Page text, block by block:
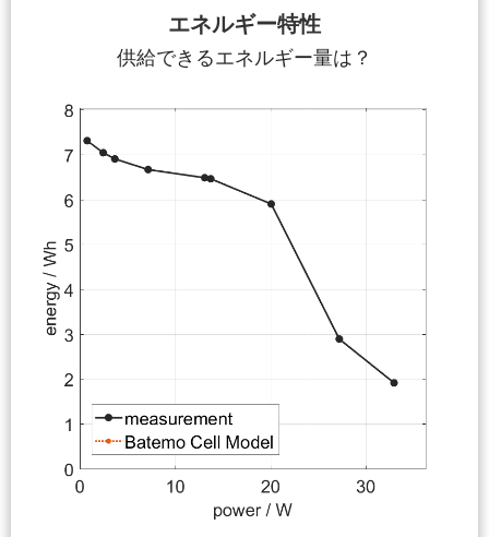
エネルギー特性
供給できるエネルギー量は？